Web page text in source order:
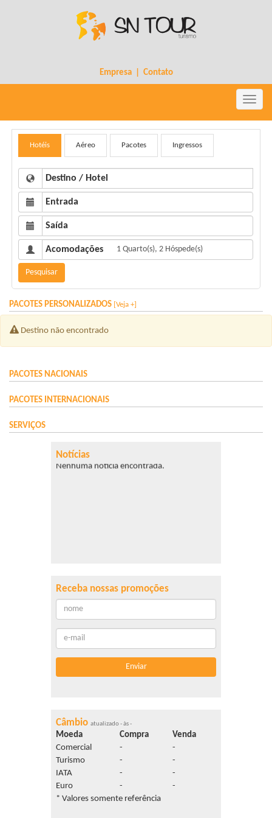
Empresa| Contato
Toggle
Hotéis Aéreo Pacotes Ingressos
Destino / Hotel
Entrada
Saída
Acomodações
Pesquisar
PACOTES PERSONALIZADOS [Veja +]
Destino não encontrado
PACOTES NACIONAIS
PACOTES INTERNACIONAIS
SERVIÇOS
Notícias
Nenhuma notícia encontrada.
Receba nossas promoções
Câmbio atualizado - às -
Moeda Compra
Venda
Comercial
-
-
Turismo
-
-
IATA
-
-
Euro
-
-
* Valores somente referência